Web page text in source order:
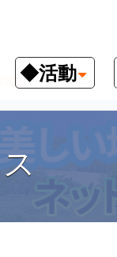
◆活動
境トピックス